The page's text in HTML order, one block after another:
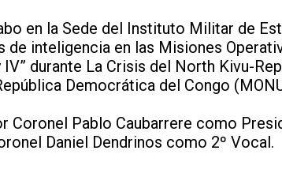
en la Sede del Instituto Militar de
inteligencia en las Misiones
IV” durante La Crisis del North Kivu-
Democrática del Congo
Pablo Caubarrere como
Daniel Dendrinos como 2º Vocal.